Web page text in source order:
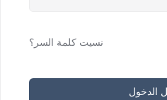
نسيت كلمة السر؟
الدخول